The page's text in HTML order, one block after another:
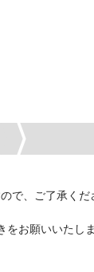
、ご了承くだ
お願いいたしま